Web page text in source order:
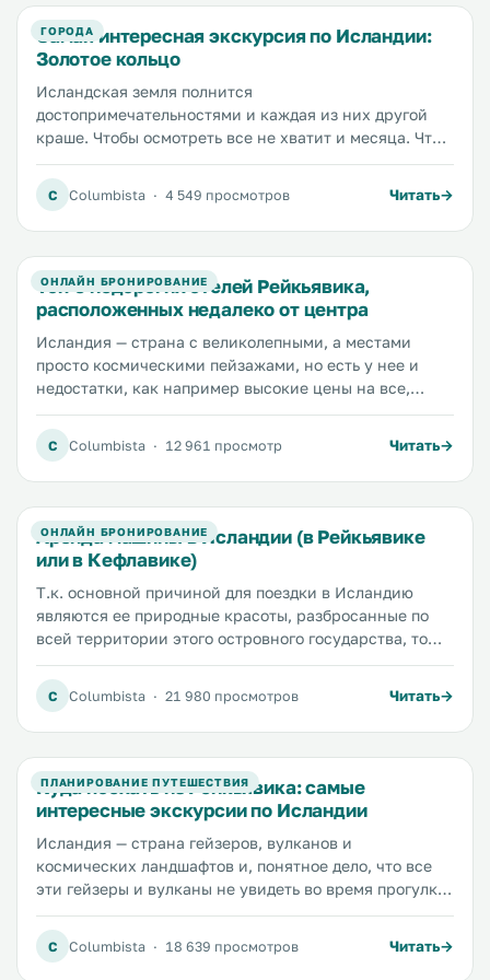
скалах.
ГОРОДА
Самая интересная экскурсия по Исландии:
Золотое кольцо
Исландская земля полнится
достопримечательностями и каждая из них другой
краше. Чтобы осмотреть все не хватит и месяца. Что
же делать тем, у кого есть всего пара дней на
изучение страны? Ответ прост: проехать по
«Золотому кольцу Исландии». Золотое кольцо —
популярный маршрут, который начинается в
страны и захватывает самые популярные
достопримечательности, и ведет обратно в
Рейкьявик. Путешествие длится примерно 8 часов, а
значит вам не нужно искать и оплачивать жилье в
других городах. Утром вы выезжаете из отеля,
проводите день среди невероятных ландшафтов и
вечером снова возвращаетесь в отель. Просто,
быстро, недорого и очень красиво.
C Columbista · 4 549 просмотров Читать
ОНЛАЙН БРОНИРОВАНИЕ
Топ-5 недорогих отелей Рейкьявика,
расположенных недалеко от центра
Исландия — страна с великолепными, а местами
просто космическими пейзажами, но есть у нее и
недостатки, как например высокие цены на все,
включая жилье. Кровать в хостеле здесь стоит как
минимум 50 долларов, а приличный номер в хорошем
отеле недалеко от центра не меньше 200. Мы
исследовали имеющиеся варианты, прочитали сотни
оптимальные варианты по соотношению цены и
качества. Кроме того мы старались выбирать отели,
расположенные как можно ближе к центру.
C Columbista · 12 961 просмотр Читать
ОНЛАЙН БРОНИРОВАНИЕ
Аренда машины в Исландии (в Рейкьявике
или в Кефлавике)
Т.к. основной причиной для поездки в Исландию
являются ее природные красоты, разбросанные по
всей территории этого островного государства, то
вопрос передвижения между ними становится очень
остро. В принципе до некоторых популярных
достопримечательностей вы можете добраться из
Рейкьявика и на общественном транспорте.
термального курорта «Голубая лагуна» расстояние
всего 50 км., а до одного из красивейших водопадов
«Сельяландфосс» из Рейкьявика расстояние около
120 км.
C Columbista · 21 980 просмотров Читать
ПЛАНИРОВАНИЕ ПУТЕШЕСТВИЯ
Куда поехать из Рейкьявика: самые
интересные экскурсии по Исландии
Исландия — страна гейзеров, вулканов и
космических ландшафтов и, понятное дело, что все
эти гейзеры и вулканы не увидеть во время прогулки
по городу. А это значит, что нужно либо брать в руки
руль автомобиля и карту и искать все самое-самое
самостоятельно, либо купить экскурсию и
C Columbista · 18 639 просмотров Читать